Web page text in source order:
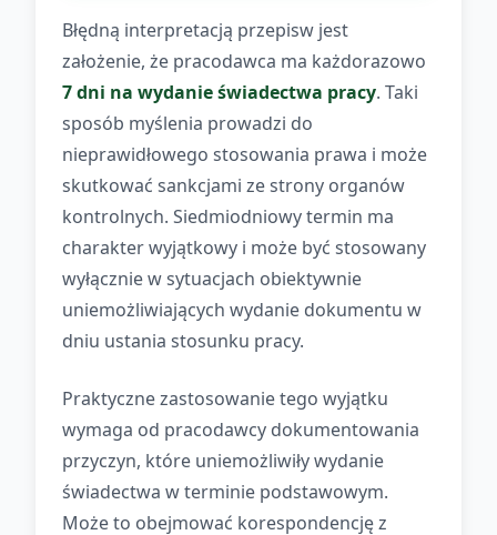
Błędną interpretacją przepisw jest
założenie, że pracodawca ma każdorazowo
7 dni na wydanie świadectwa pracy. Taki
sposób myślenia prowadzi do
nieprawidłowego stosowania prawa i może
skutkować sankcjami ze strony organów
kontrolnych. Siedmiodniowy termin ma
charakter wyjątkowy i może być stosowany
wyłącznie w sytuacjach obiektywnie
uniemożliwiających wydanie dokumentu w
dniu ustania stosunku pracy.
Praktyczne zastosowanie tego wyjątku
wymaga od pracodawcy dokumentowania
przyczyn, które uniemożliwiły wydanie
świadectwa w terminie podstawowym.
Może to obejmować korespondencję z